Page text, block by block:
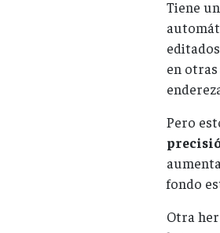
Tiene
en
Pero
fondo
Otra